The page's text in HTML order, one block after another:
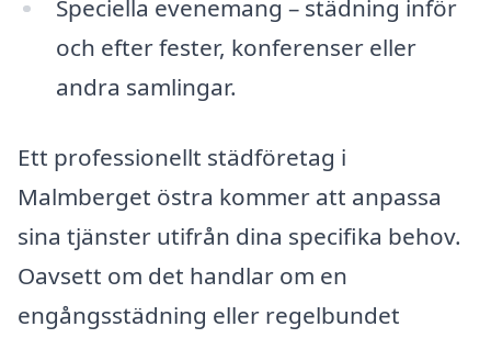
Speciella evenemang – städning inför
och efter fester, konferenser eller
andra samlingar.
Ett professionellt städföretag i
Malmberget östra kommer att anpassa
sina tjänster utifrån dina specifika behov.
Oavsett om det handlar om en
engångsstädning eller regelbundet